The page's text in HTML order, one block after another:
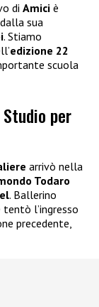
di Amici è
sua
. Stiamo
edizione 22
scuola
per
arrivò nella
Todaro
. Ballerino
l’ingresso
precedente,